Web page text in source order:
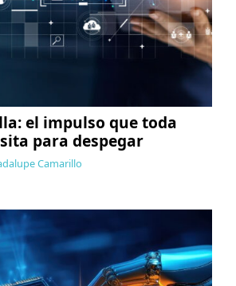
el impulso que toda
para despegar
Camarillo